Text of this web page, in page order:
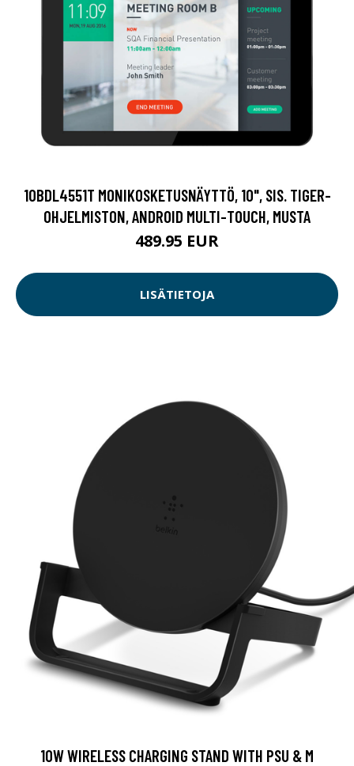
10BDL4551T MONIKOSKETUSNÄYTTÖ, 10", SIS. TIGER-
OHJELMISTON, ANDROID MULTI-TOUCH, MUSTA
489.95 EUR
LISÄTIETOJA
10W WIRELESS CHARGING STAND WITH PSU & M